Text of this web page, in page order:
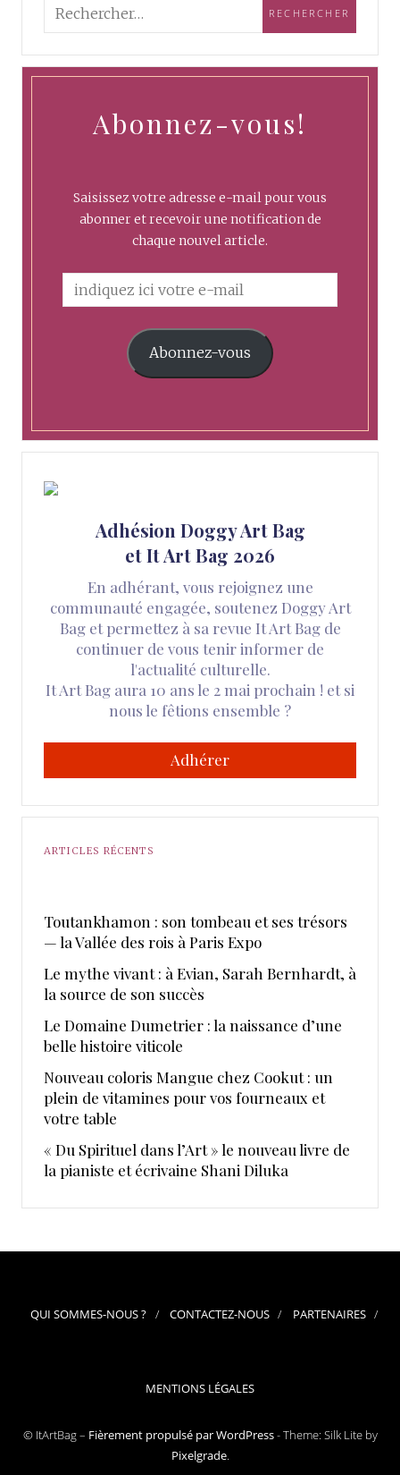
Abonnez-vous!
Saisissez votre adresse e-mail pour vous
abonner et recevoir une notification de
chaque nouvel article.
Abonnez-vous
Adhésion Doggy Art Bag
et It Art Bag 2026
En adhérant, vous rejoignez une
communauté engagée, soutenez Doggy Art
Bag et permettez à sa revue It Art Bag de
continuer de vous tenir informer de
l'actualité culturelle.
It Art Bag aura 10 ans le 2 mai prochain ! et si
nous le fêtions ensemble ?
Adhérer
ARTICLES RÉCENTS
Toutankhamon : son tombeau et ses trésors
— la Vallée des rois à Paris Expo
Le mythe vivant : à Evian, Sarah Bernhardt, à
la source de son succès
Le Domaine Dumetrier : la naissance d’une
belle histoire viticole
Nouveau coloris Mangue chez Cookut : un
plein de vitamines pour vos fourneaux et
votre table
« Du Spirituel dans l’Art » le nouveau livre de
la pianiste et écrivaine Shani Diluka
QUI SOMMES-NOUS ? CONTACTEZ-NOUS PARTENAIRES
MENTIONS LÉGALES
© ItArtBag – Fièrement propulsé par WordPress-Theme: Silk Lite by
Pixelgrade.